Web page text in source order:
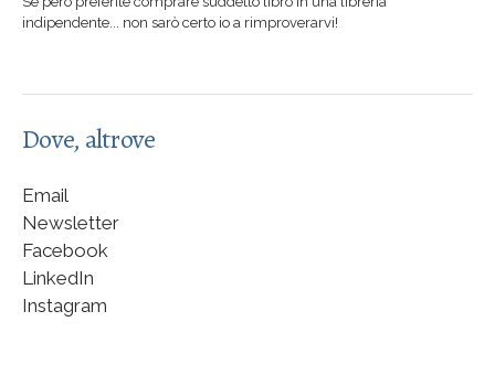
indipendente... non sarò certo io a rimproverarvi!
Dove, altrove
Email
Newsletter
Facebook
LinkedIn
Instagram